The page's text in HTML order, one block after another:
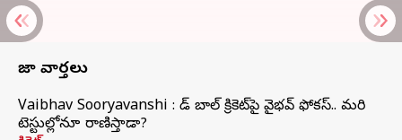
తాజా వార్తలు
Vaibhav Sooryavanshi : రెడ్ బాల్ క్రికెట్‌పై వైభవ్ ఫోకస్.. మరి
టెస్టుల్లోనూ రాణిస్తాడా?